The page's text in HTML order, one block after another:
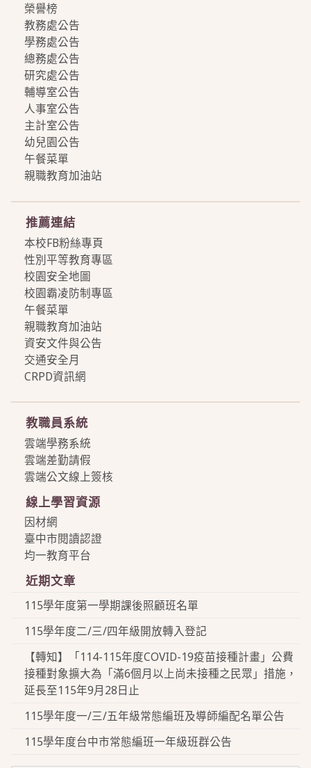
榮譽榜
教務處公告
學務處公告
總務處公告
研究處公告
輔導室公告
人事室公告
主計室公告
幼兒園公告
午餐菜單
親職教育加油站
推薦連結
本校FB粉絲專頁
性別平等教育專區
校園安全地圖
校園霸凌防制專區
午餐菜單
親職教育加油站
資安文件與公告
交通安全月
CRPD資訊網
教職員系統
雲端學務系統
雲端差勤請假
雲端公文線上簽核
線上學習資源
因材網
臺中市閱讀認證
均一教育平台
近期文章
115學年度第一學期課後照顧班名單
115學年度二/三/四年級開放轉入登記
【轉知】「114-115年度COVID-19疫苗接種計畫」公費
接種對象擴大為「滿6個月以上尚未接種之民眾」措施，
延長至115年9月28日止
115學年度一/三/五年級常態編班及導師編配名單公告
115學年度台中市常態編班一年級班群公告